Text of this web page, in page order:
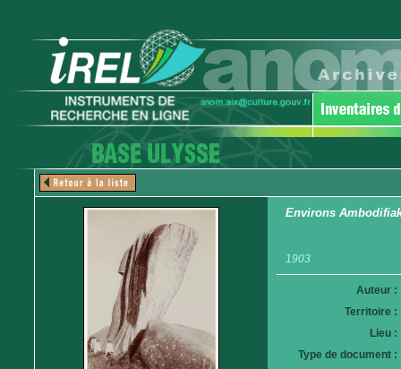
Environs
1903
Auteur :
Territoire :
Lieu :
Type de document :